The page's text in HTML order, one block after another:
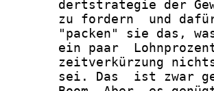
dertstrategie der
zu fordern  und
"packen" sie das,
ein paar
zeitverkürzung
sei. Das  ist zwar